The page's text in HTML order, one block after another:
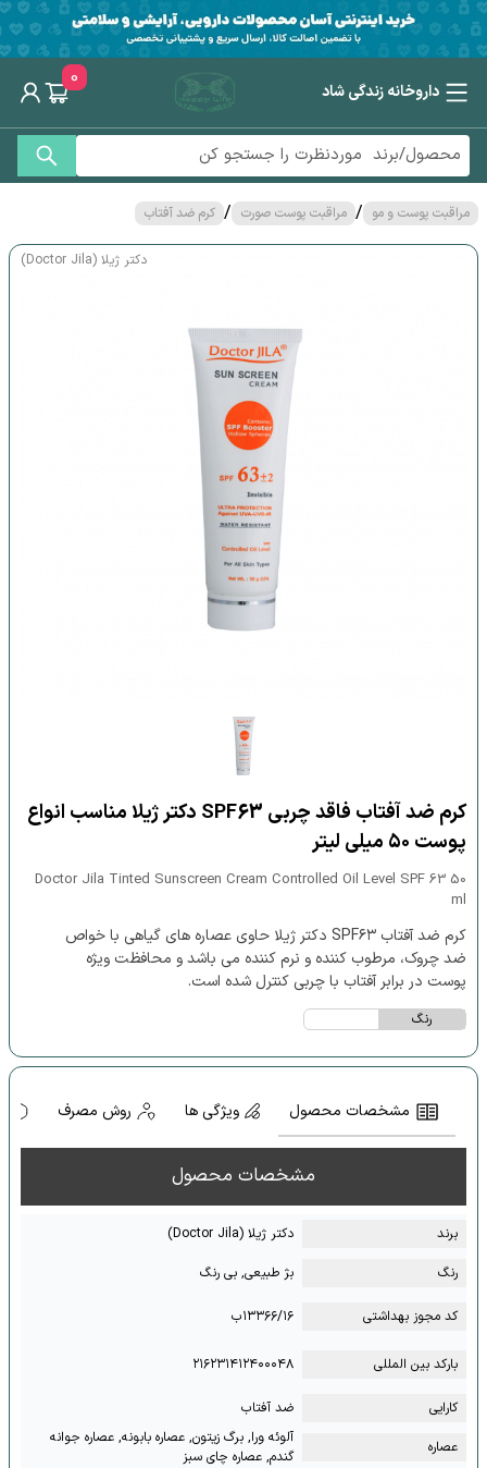
داروخانه زندگی شاد
0
مراقبت پوست و مو / مراقبت پوست صورت / کرم ضد آفتاب
دکتر ژیلا (Doctor Jila)
کرم ضد آفتاب فاقد چربی SPF63 دکتر ژیلا مناسب انواع
پوست ۵۰ میلی لیتر
Doctor Jila Tinted Sunscreen Cream Controlled Oil Level SPF 63 50
ml
کرم ضد آفتاب SPF۶۳ دکتر ژیلا حاوی عصاره های گیاهی با خواص
ضد چروک، مرطوب کننده و نرم کننده می باشد و محافظت ویژه
پوست در برابر آفتاب با چربی کنترل شده است.
رنگ
مشخصات محصول ویژگی ها روش مصرف
مشخصات محصول
برند
دکتر ژیلا (Doctor Jila)
رنگ
بژ طبیعی, بی رنگ
کد مجوز بهداشتی ۱۳۳۶۶/۱۶ب
بارکد بین المللی ۲۱۶۲۳۱۴۱۲۴۰۰۰۴۸
کارایی
ضد آفتاب
عصاره
آلوئه ورا, برگ زیتون, عصاره بابونه, عصاره جوانه
گندم, عصاره چای سبز